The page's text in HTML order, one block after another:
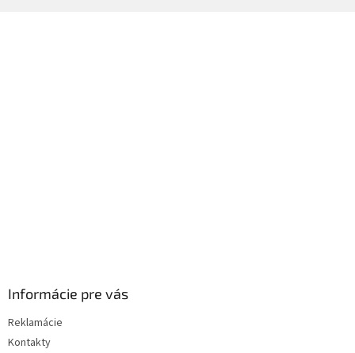
Informácie pre vás
Reklamácie
Kontakty